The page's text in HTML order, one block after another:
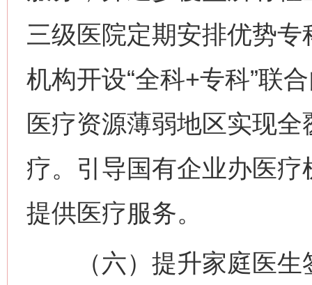
三级医院定期安排优势
机构开设“全科+专科”联
医疗资源薄弱地区实现
疗。引导国有企业办医
提供医疗服务。
（六）提升家庭医生